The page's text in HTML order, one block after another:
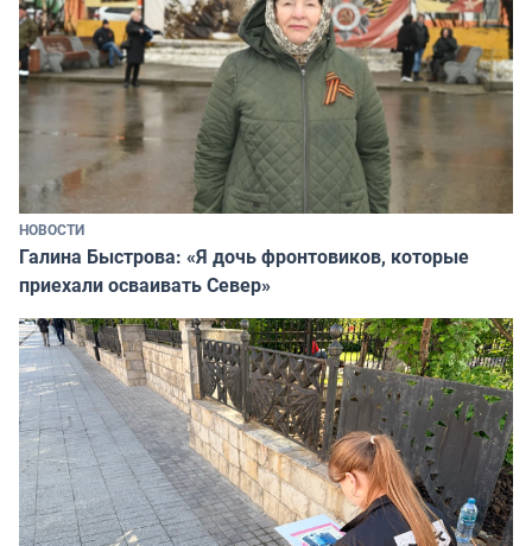
НОВОСТИ
Галина Быстрова: «Я дочь фронтовиков, которые
приехали осваивать Север»